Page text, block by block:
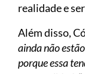
realidade e
Além disso,
ainda não
porque essa